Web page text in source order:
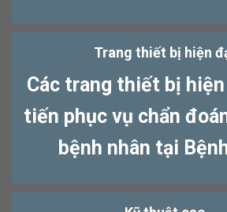
Trang thiết bị hiện
Các trang thiết bị
tiến phục vụ chẩn
bệnh nhân tại